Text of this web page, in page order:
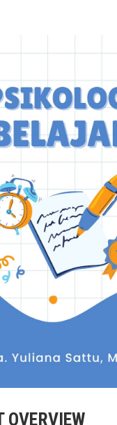
OVERVIEW